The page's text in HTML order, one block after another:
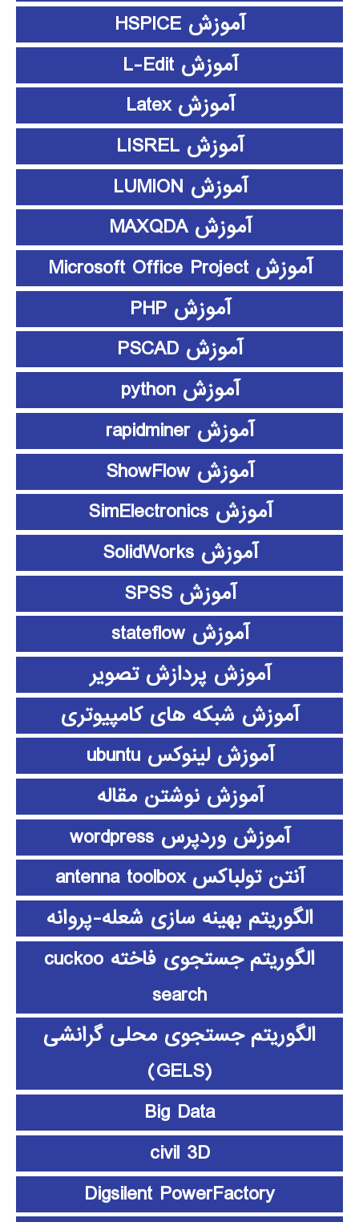
آموزش HSPICE
آموزش L-Edit
آموزش Latex
آموزش LISREL
آموزش LUMION
آموزش MAXQDA
آموزش Microsoft Office Project
آموزش PHP
آموزش PSCAD
آموزش python
آموزش rapidminer
آموزش ShowFlow
آموزش SimElectronics
آموزش SolidWorks
آموزش SPSS
آموزش stateflow
آموزش پردازش تصویر
آموزش شبکه های کامپیوتری
آموزش لینوکس ubuntu
آموزش نوشتن مقاله
آموزش وردپرس wordpress
آنتن تولباکس antenna toolbox
الگوریتم بهینه سازی شعله-پروانه
الگوریتم جستجوی فاخته cuckoo
search
الگوریتم جستجوی محلی گرانشی
(GELS)
Big Data
civil 3D
Digsilent PowerFactory